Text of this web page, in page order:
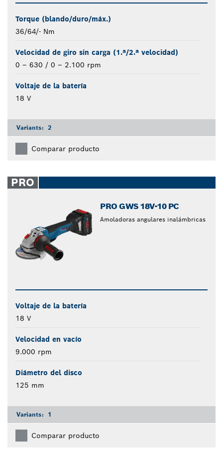
Torque (blando/duro/máx.)
36/64/- Nm
Velocidad de giro sin carga (1.ª/2.ª velocidad)
0 – 630 / 0 – 2.100 rpm
Voltaje de la batería
18 V
Variants: 2
Comparar producto
PRO
PRO GWS 18V-10 PC
Amoladoras angulares inalámbricas
Voltaje de la batería
18 V
Velocidad en vacío
9.000 rpm
Diámetro del disco
125 mm
Variants: 1
Comparar producto